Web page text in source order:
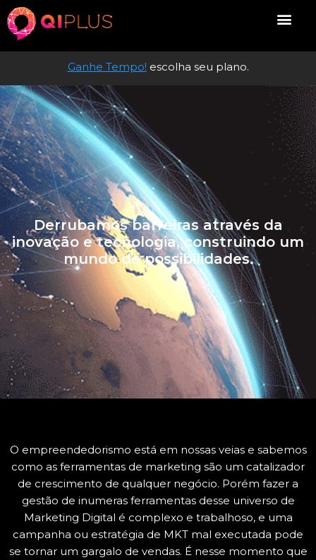
Ganhe Tempo! escolha seu plano.
Derrubamos barreiras através da
inovação e tecnologia, construindo um
mundo de possibilidades.
O empreendedorismo está em nossas veias e sabemos
como as ferramentas de marketing são um catalizador
de crescimento de qualquer negócio. Porém fazer a
gestão de inumeras ferramentas desse universo de
Marketing Digital é complexo e trabalhoso, e uma
campanha ou estratégia de MKT mal executada pode
se tornar um gargalo de vendas. É nesse momento que